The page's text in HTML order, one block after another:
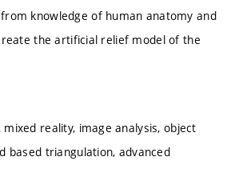
knowledge of human anatomy and
the artificial relief model of the
reality, image analysis, object
based triangulation, advanced